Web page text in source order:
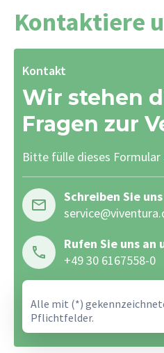
Kontaktiere
Kontakt
Wir stehen
Fragen zur
Bitte fülle dieses Formular
Schreiben Sie
Rufen Sie uns an
+49 30 6167558-0
Alle mit (*)
Pflichtfelder.